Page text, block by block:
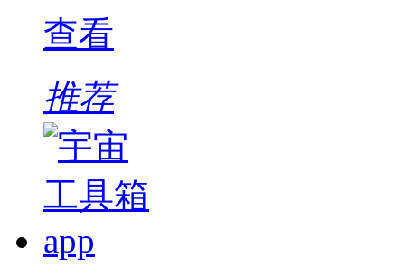
查看
推荐